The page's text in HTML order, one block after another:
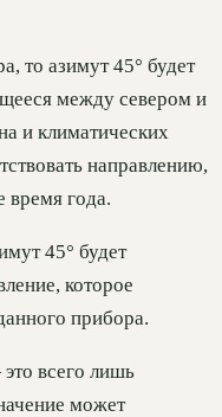
то азимут 45° будет
между севером и
и климатических
направлению,
время года.
45° будет
которое
прибора.
всего лишь
может